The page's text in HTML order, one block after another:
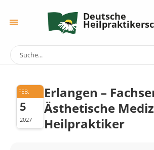
Deutsche
FEB.
5
2027
Erlangen –
Ästhetische
Heilpraktiker